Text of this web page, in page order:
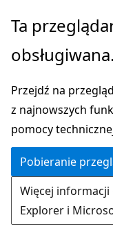
Przejdź
głównej
Ta
obsługiwana.
Przejdź na
z najnowszych
pomocy
Pobieranie
Więcej
Explorer i